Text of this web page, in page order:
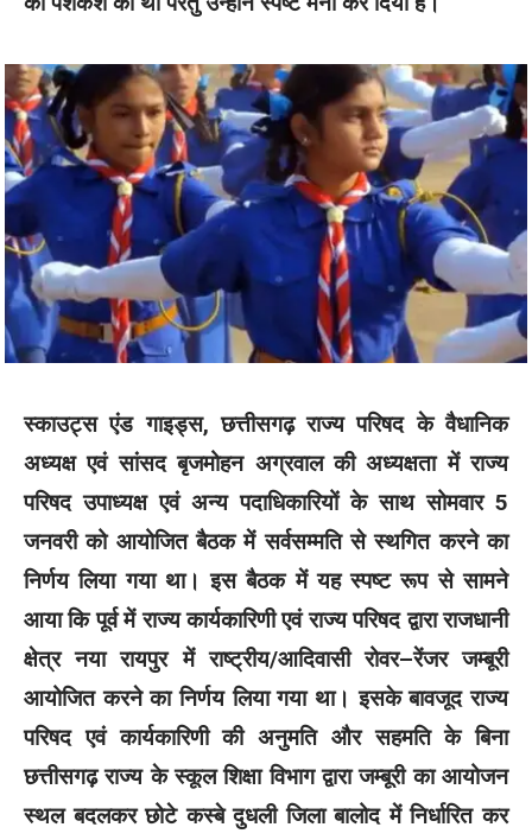
स्काउट्स एंड गाइड्स, छत्तीसगढ़ राज्य परिषद के वैधानिक
अध्यक्ष एवं सांसद बृजमोहन अग्रवाल की अध्यक्षता में राज्य
परिषद उपाध्यक्ष एवं अन्य पदाधिकारियों के साथ सोमवार 5
जनवरी को आयोजित बैठक में सर्वसम्मति से स्थगित करने का
निर्णय लिया गया था। इस बैठक में यह स्पष्ट रूप से सामने
आया कि पूर्व में राज्य कार्यकारिणी एवं राज्य परिषद द्वारा राजधानी
क्षेत्र नया रायपुर में राष्ट्रीय/आदिवासी रोवर–रेंजर जम्बूरी
आयोजित करने का निर्णय लिया गया था। इसके बावजूद राज्य
परिषद एवं कार्यकारिणी की अनुमति और सहमति के बिना
छत्तीसगढ़ राज्य के स्कूल शिक्षा विभाग द्वारा जम्बूरी का आयोजन
स्थल बदलकर छोटे कस्बे दुधली जिला बालोद में निर्धारित कर